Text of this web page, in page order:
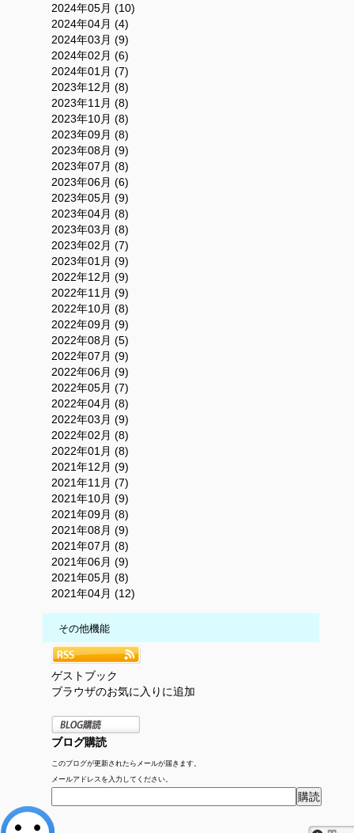
2024年05月 (10)
2024年04月 (4)
2024年03月 (9)
2024年02月 (6)
2024年01月 (7)
2023年12月 (8)
2023年11月 (8)
2023年10月 (8)
2023年09月 (8)
2023年08月 (9)
2023年07月 (8)
2023年06月 (6)
2023年05月 (9)
2023年04月 (8)
2023年03月 (8)
2023年02月 (7)
2023年01月 (9)
2022年12月 (9)
2022年11月 (9)
2022年10月 (8)
2022年09月 (9)
2022年08月 (5)
2022年07月 (9)
2022年06月 (9)
2022年05月 (7)
2022年04月 (8)
2022年03月 (9)
2022年02月 (8)
2022年01月 (8)
2021年12月 (9)
2021年11月 (7)
2021年10月 (9)
2021年09月 (8)
2021年08月 (9)
2021年07月 (8)
2021年06月 (9)
2021年05月 (8)
2021年04月 (12)
その他機能
ゲストブック
ブラウザのお気に入りに追加
ブログ購読
このブログが更新されたらメールが届きます。
メールアドレスを入力してください。